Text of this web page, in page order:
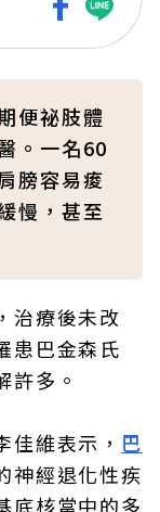
便祕肢體
。一名60
膀容易痠
慢，甚至
治療後未改
患巴金森氏
許多。
維表示， 巴
神經退化性疾
底核當中的多